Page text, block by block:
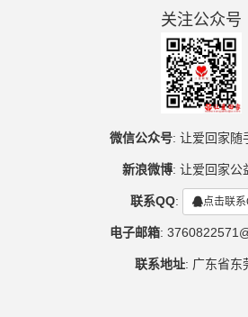
关注公众号
微信公众号: 让爱回家随
新浪微博: 让爱回家公
联系QQ: 点击联
电子邮箱:
联系地址: 广东省东